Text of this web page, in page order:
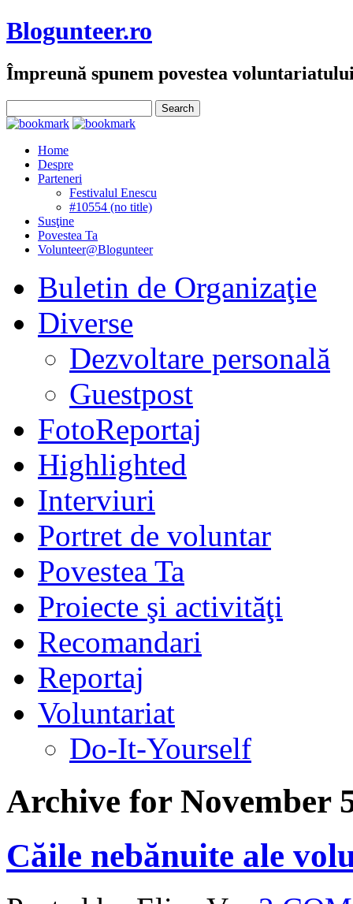
Blogunteer.ro
Împreună spunem povestea
Home
Despre
Parteneri
Festivalul Enescu
#10554 (no title)
Susţine
Povestea Ta
Volunteer@Blogunteer
Buletin de Organizaţie
Diverse
Dezvoltare personală
Guestpost
FotoReportaj
Highlighted
Interviuri
Portret de voluntar
Povestea Ta
Proiecte şi activităţi
Recomandari
Reportaj
Voluntariat
Do-It-Yourself
Archive for November
Căile nebănuite ale